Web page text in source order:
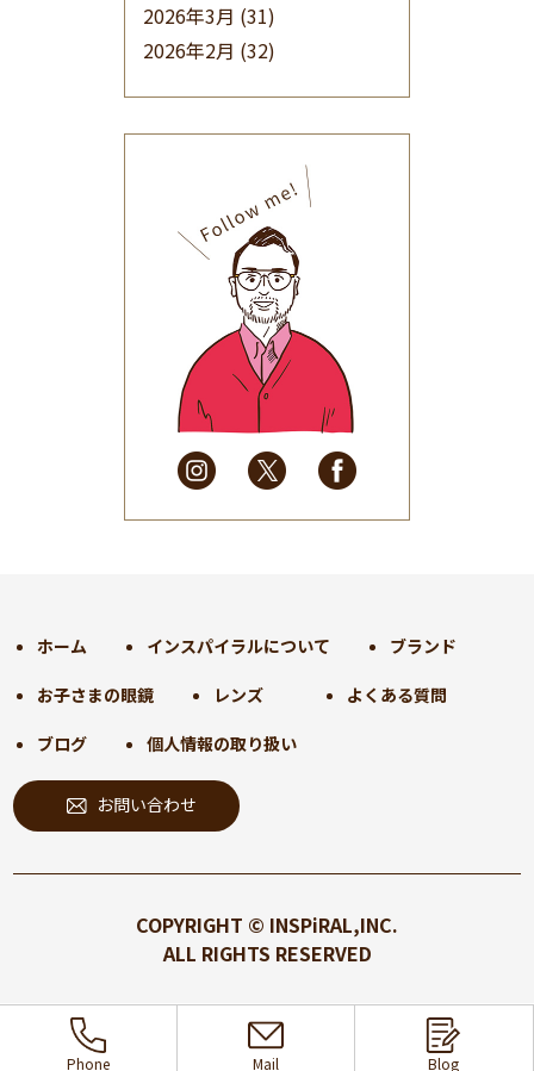
2026年3月 (31)
2026年2月 (32)
(32)
2025年9月(30)
2025年8月(31)
2025年7月(37)
2025年6月(48)
2025年5月
(41)
2025年4月
(32)
2025年3月(31)
2025年2月
(28)
2025年1月
(34)
2024年9月(30)
2024年7月(31)
2024年6月(30)
2024年5月
2024年4月 (32)
2024年2月(31)
2024年1月(45)
2023年12月(31)
(31)
(32)
ホーム インスパイラルについて ブランド
お子さまの眼鏡 レンズ よくある質問
ブログ 個人情報の取り扱い
お問い合わせ
COPYRIGHT © INSPiRAL,INC.
ALL RIGHTS RESERVED
Phone Mail Blog